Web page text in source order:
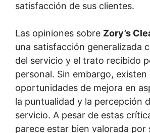
satisfacción de sus clientes.
Las opiniones sobre Zory’s
una satisfacción generalizada
del servicio y el trato recibido
personal. Sin embargo, existen
oportunidades de mejora en
la puntualidad y la percepción
servicio. A pesar de estas
parece estar bien valorada por